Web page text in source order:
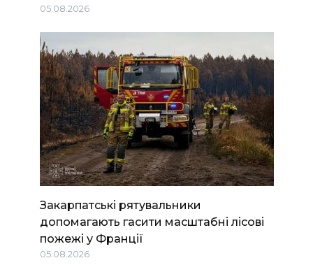
05.08.2026
Закарпатські рятувальники
допомагають гасити масштабні лісові
пожежі у Франції
05.08.2026